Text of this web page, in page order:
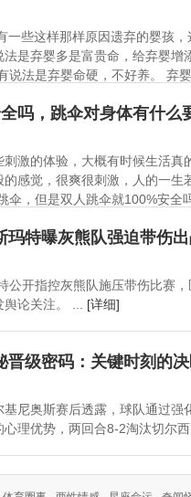
一些这样那样原因遗弃的婴孩
是弃婴多是富贵命，给弃婴增
法是弃婴命硬，不好养。 弃
吗，跳伞对身体有什么
刺激的体验，大概有时候生活
的感觉，很爽很刺激，人的一生
，但是双人跳伞就100%安全
玛特曝灰熊队强迫带伤
公开指控灰熊队施压带伤比赛
论关注。 ... [详细]
晋级密码：关键时刻的
尼奥斯赛后透露，球队通过强
理优势，两回合8-2淘汰切尔